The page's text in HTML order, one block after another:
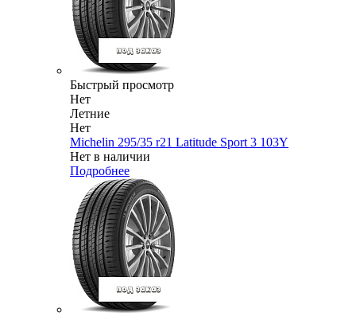
Быстрый просмотр
Нет
Летние
Нет
Michelin 295/35 r21 Latitude Sport 3 103Y
Нет в наличии
Подробнее